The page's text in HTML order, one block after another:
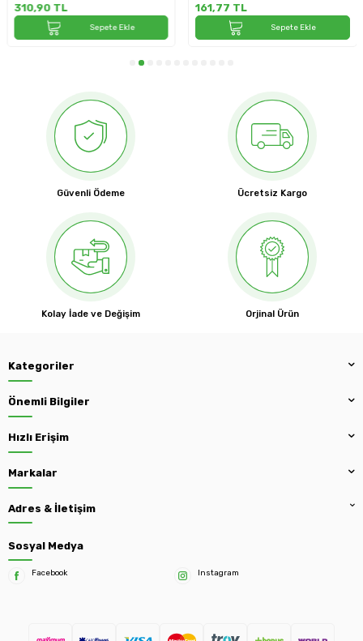
310,90TL
Sepete Ekle
161,77 TL
Sepete Ekle
Güvenli Ödeme Ücretsiz Kargo
Kolay İade ve Değişim Orjinal Ürün
Kategoriler
Önemli Bilgiler
Hızlı Erişim
Markalar
Adres & İletişim
Sosyal Medya
Facebook Instagram